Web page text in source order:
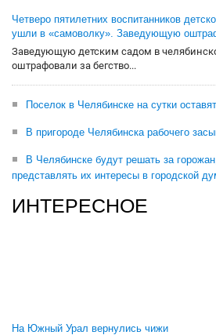
Четверо пятилетних воспитанников
ушли в «самоволку». Заведующую
Заведующую детским садом в
оштрафовали за бегство...
Поселок в Челябинске на сутки
В пригороде Челябинска рабочего
В Челябинске будут решать за
представлять их интересы в городской
ИНТЕРЕСНОЕ
На Южный Урал вернулись чижи